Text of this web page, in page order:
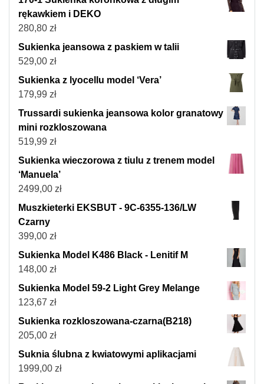
rękawkiem i DEKO
280,80 zł
Sukienka jeansowa z paskiem w talii
529,00 zł
Sukienka z lyocellu model ‘Vera’
179,99 zł
Trussardi sukienka jeansowa kolor granatowy
mini rozkloszowana
519,99 zł
Sukienka wieczorowa z tiulu z trenem model
‘Manuela’
2499,00 zł
Muszkieterki EKSBUT - 9C-6355-136/LW
Czarny
399,00 zł
Sukienka Model K486 Black - Lenitif M
148,00 zł
Sukienka Model 59-2 Light Grey Melange
123,67 zł
Sukienka rozkloszowana-czarna(B218)
205,00 zł
Suknia ślubna z kwiatowymi aplikacjami
1999,00 zł